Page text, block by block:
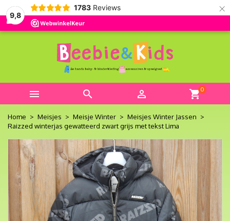
9,8
1783 Reviews ×
   shopping_cart0
Home Meisjes Meisje Winter
Meisjes Winter Jassen
Raizzed winterjas gewatteerd zwart grijs met tekst Lima